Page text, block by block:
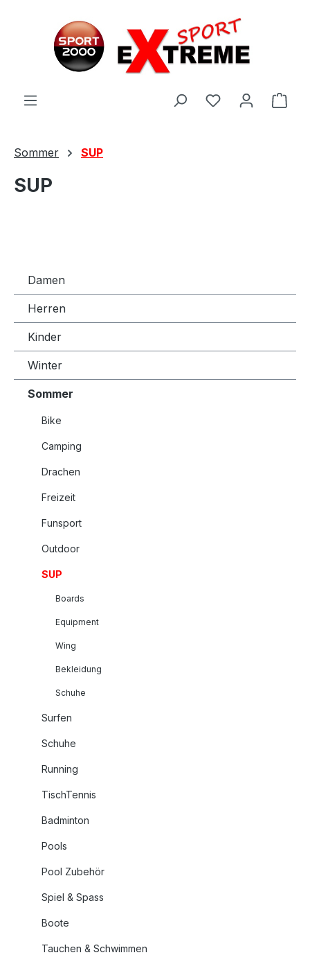
Sommer SUP
SUP
Damen
Herren
Kinder
Winter
Sommer
Bike
Camping
Drachen
Freizeit
Funsport
Outdoor
SUP
Boards
Equipment
Wing
Bekleidung
Schuhe
Surfen
Schuhe
Running
TischTennis
Badminton
Pools
Pool Zubehör
Spiel & Spass
Boote
Tauchen & Schwimmen